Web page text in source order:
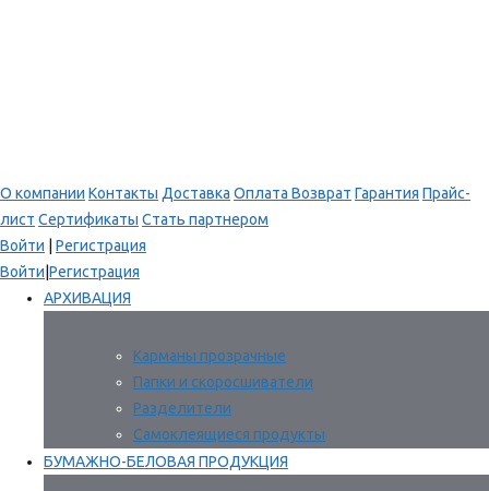
О компании Контакты Доставка Оплата Возврат Гарантия Прайс-
лист Сертификаты Стать партнером
Войти
Регистрация
Войти Регистрация
АРХИВАЦИЯ
Карманы прозрачные
Папки и скоросшиватели
Разделители
Самоклеящиеся продукты
БУМАЖНО-БЕЛОВАЯ ПРОДУКЦИЯ